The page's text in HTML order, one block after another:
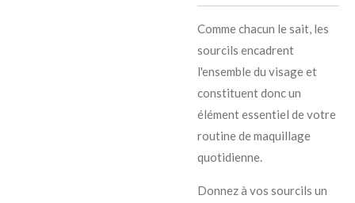
Comme chacun le sait, les
sourcils encadrent
l'ensemble du visage et
constituent donc un
élément essentiel de votre
routine de maquillage
quotidienne.
Donnez à vos sourcils un